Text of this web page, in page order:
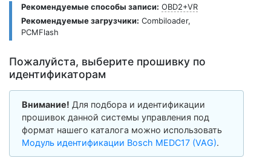
Рекомендуемые способы записи: OBD2+VR
Рекомендуемые загрузчики: Combiloader,
PCMFlash
Пожалуйста, выберите прошивку по
идентификаторам
Внимание! Для подбора и идентификации
прошивок данной системы управления под
формат нашего каталога можно использовать
Модуль идентификации Bosch MEDC17 (VAG).